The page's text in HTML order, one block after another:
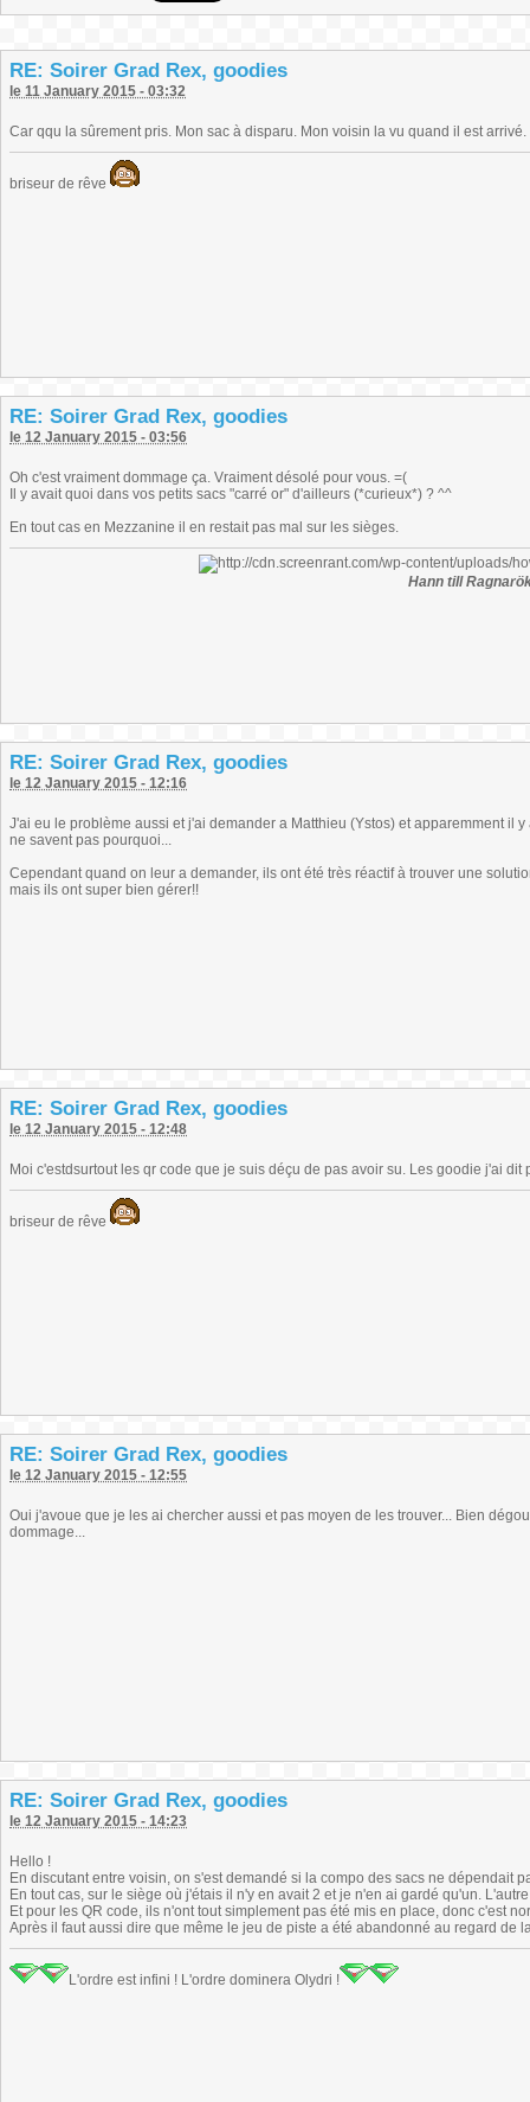
RE: Soirer Grad Rex, goodies
le 11 January 2015 - 03:32
Car qqu la sûrement pris. Mon sac à disparu. Mon voisin la vu quand il est
briseur de rêve
RE: Soirer Grad Rex, goodies
le 12 January 2015 - 03:56
Oh c'est vraiment dommage ça. Vraiment désolé pour vous. =(
Il y avait quoi dans vos petits sacs "carré or" d'ailleurs (*curieux*) ? ^^
En tout cas en Mezzanine il en restait pas mal sur les sièges.
Hann till
RE: Soirer Grad Rex, goodies
le 12 January 2015 - 12:16
J'ai eu le problème aussi et j'ai demander a Matthieu (Ystos) et apparemment il
ne savent pas pourquoi...
Cependant quand on leur a demander, ils ont été très réactif à trouver une
mais ils ont super bien gérer!!
RE: Soirer Grad Rex, goodies
le 12 January 2015 - 12:48
Moi c'estdsurtout les qr code que je suis déçu de pas avoir su. Les goodie j'ai dit
briseur de rêve
RE: Soirer Grad Rex, goodies
le 12 January 2015 - 12:55
Oui j'avoue que je les ai chercher aussi et pas moyen de les trouver... Bien
dommage...
RE: Soirer Grad Rex, goodies
le 12 January 2015 - 14:23
Hello !
En discutant entre voisin, on s'est demandé si la compo des sacs ne dépendait
En tout cas, sur le siège où j'étais il n'y en avait 2 et je n'en ai gardé qu'un.
Et pour les QR code, ils n'ont tout simplement pas été mis en place, donc c'est
Après il faut aussi dire que même le jeu de piste a été abandonné au regard de
L'ordre est infini ! L'ordre dominera Olydri !